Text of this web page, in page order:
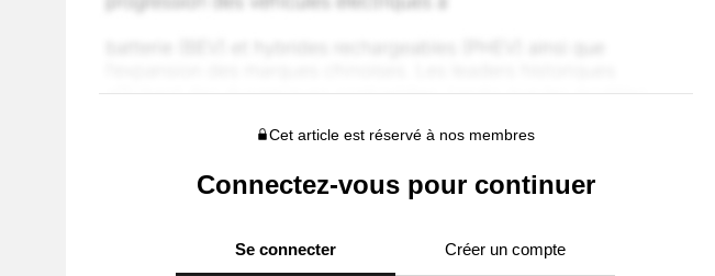
Cet article est réservé à nos membres
Connectez-vous pour continuer
Se connecter Créer un compte